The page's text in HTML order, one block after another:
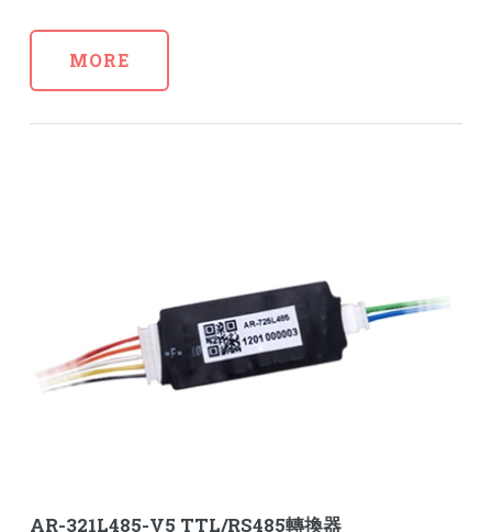
MORE
AR-321L485-V5 TTL/RS485轉換器